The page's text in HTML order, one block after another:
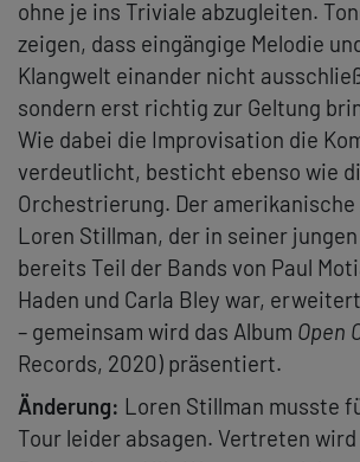
ohne je ins Triviale abzugleiten.
zeigen, dass eingängige Melodie
Klangwelt einander nicht
sondern erst richtig zur Geltung
Wie dabei die Improvisation die
verdeutlicht, besticht ebenso wie
Orchestrierung. Der
Loren Stillman, der in seiner
bereits Teil der Bands von Paul
Haden und Carla Bley war,
– gemeinsam wird das Album Open
Records, 2020) präsentiert.
Änderung: Loren Stillman musste
Tour leider absagen. Vertreten